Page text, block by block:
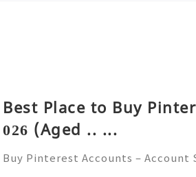
Best Place to Buy
026 (Aged .. ...
Buy Pinterest Accounts –